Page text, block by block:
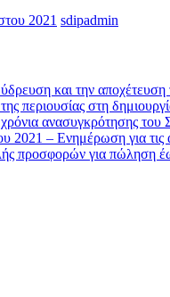
2021 sdipadmin
και την αποχέτευση
περιουσίας στη
ανασυγκρότησης του
2021 – Ενημέρωση για τις
προσφορών για πώληση